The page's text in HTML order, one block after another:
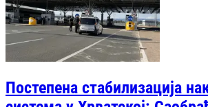
Постепена стабилизација